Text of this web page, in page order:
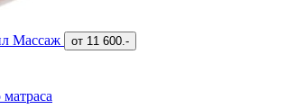
Массаж от 11 600.-